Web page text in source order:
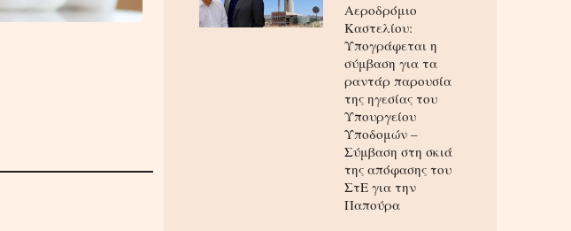
Αεροδρόμιο
Καστελίου:
Υπογράφεται η
σύμβαση για τα
ραντάρ παρουσία
της ηγεσίας του
Υπουργείου
Υποδομών –
Σύμβαση στη σκιά
της απόφασης του
ΣτΕ για την
Παπούρα